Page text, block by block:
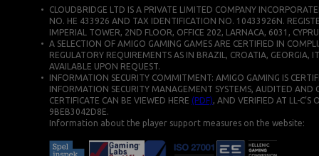
CLOUDBRIDGE LTD IS A PRIVATE LIMITED COMPANY
NO. HE 433926 AND TAX IDENTIFICATION NO. 10433926N.
IMPERIAL TOWER, 2ND FLOOR, OFFICE 202, LARNACA, 6031,
A SELECTION OF AMIGO GAMING GAMES ARE CERTIFIED IN
REGULATORY REQUIREMENTS AS IN BRAZIL, CROATIA, GEORGIA,
AVAILABLE UPON REQUEST.
INFORMATION SECURITY COMMITMENT: AMIGO GAMING IS
INFORMATION SECURITY MANAGEMENT SYSTEMS, AUDITED AND
CERTIFICATE CAN BE VIEWED HERE (PDF), AND VERIFIED AT LL-C’S
9BEB3042D8E.
Information about the player support measures on the website: